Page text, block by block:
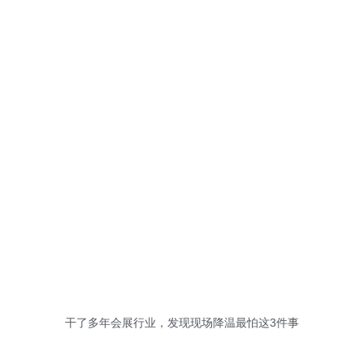
干了多年会展行业，发现现场降温最怕这3件事